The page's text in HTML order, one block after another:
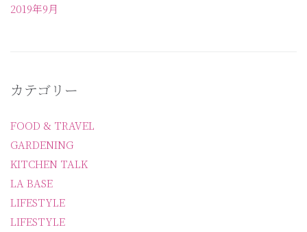
2019年9月
カテゴリー
FOOD & TRAVEL
GARDENING
KITCHEN TALK
LA BASE
LIFESTYLE
LIFESTYLE